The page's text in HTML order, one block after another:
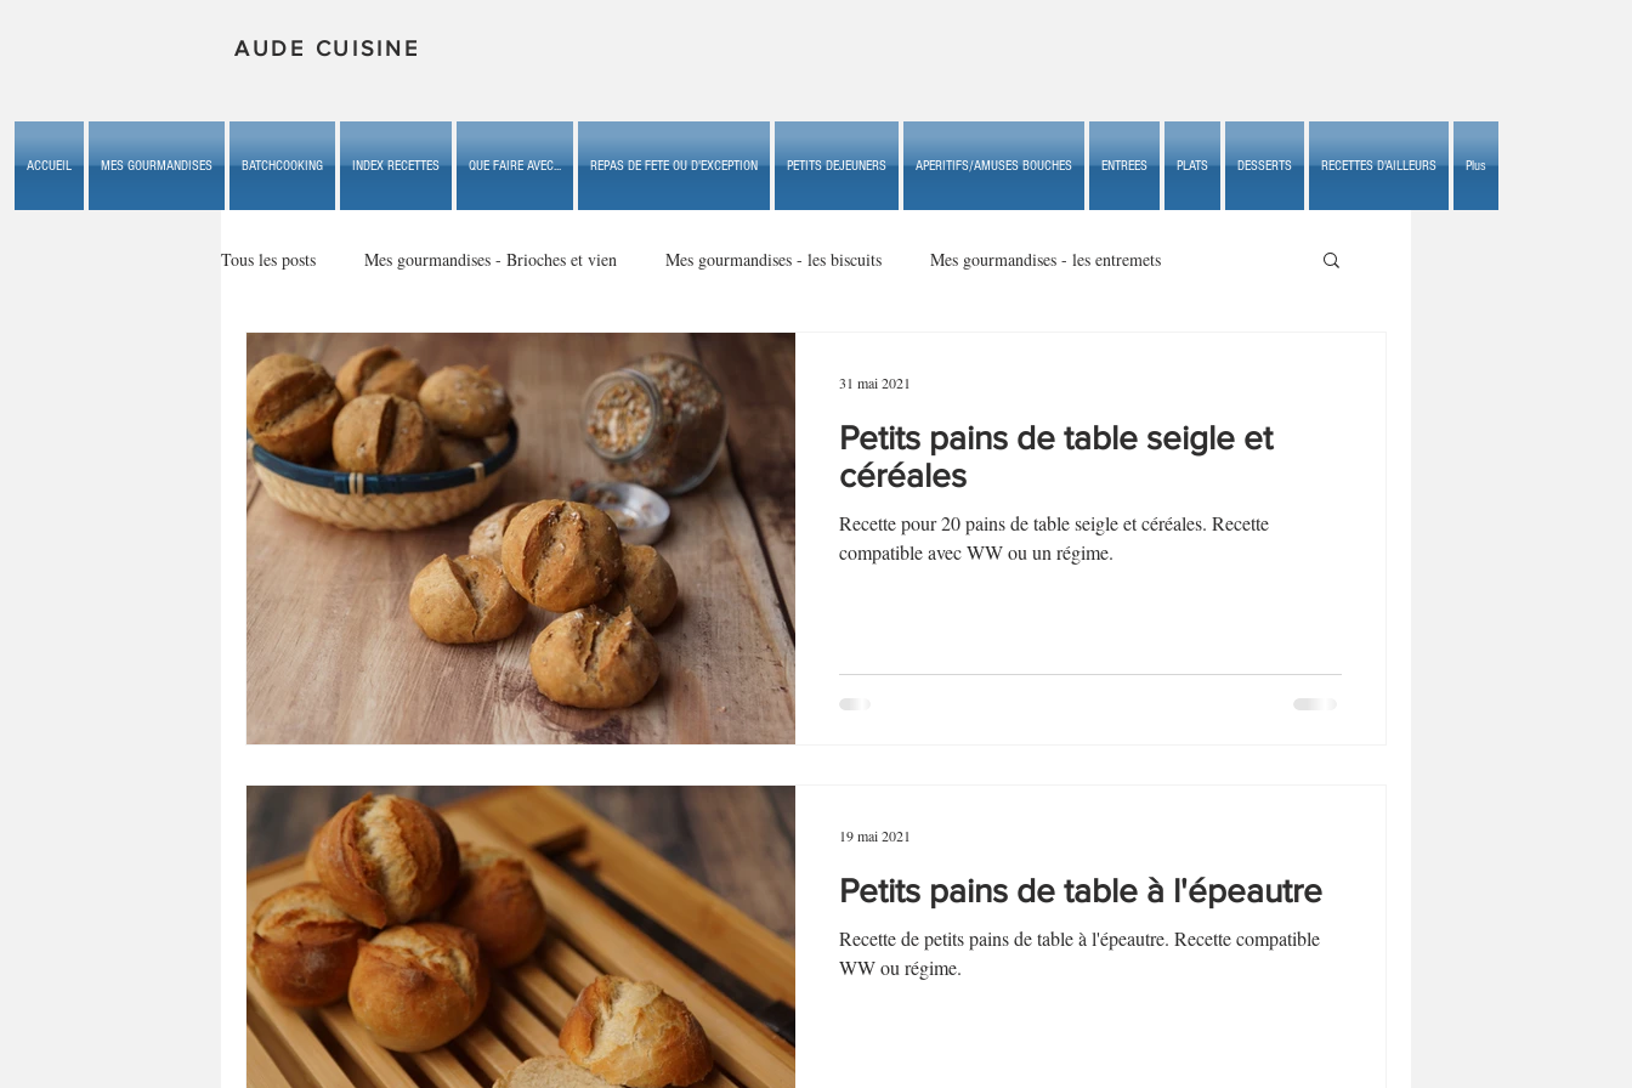
AUDE CUISINE
ACCUEIL MES GOURMANDISES BATCHCOOKING INDEX RECETTES QUE FAIRE AVEC... REPAS DE FETE OU D'EXCEPTION PETITS DEJEUNERS APERITIFS/AMUSES BOUCHES ENTREES PLATS DESSERTS RECETTES D'AILLEURS Plus
Tous les posts Mes gourmandises - Brioches et vien Mes gourmandises - les biscuits Mes gourmandises - les entremets
Mes gourmandises - les gâteaux du b Mes gourmandises - made in USA
Mes gourmandises - plaisirs d'enfan Accompagnements Apéritifs/amuses bouches de fête ou Apéritifs croustillants
A tartiner Aux flocons d'avoine au Fromage autres petits déjeuners Biscuits et crackers Biscuits et sablés
Bouchées apéritives Bowlcakes bowlcakes salés Cakes et muffins
Crêpes, gaufres et pancakes Desserts au chocolat Desserts aux fruits
Entrées chaudes Entrées de fête ou d'exception Entrées froides
Petits pains de table seigle et
céréales
Recette pour 20 pains de table seigle et céréales. Recette
compatible avec WW ou un régime.
31 mai 2021
Petits pains de table à l'épeautre
Recette de petits pains de table à l'épeautre. Recette compatible
WW ou régime.
19 mai 2021